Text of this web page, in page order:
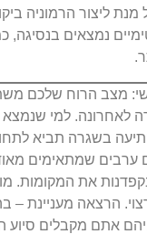
מנת ליצור הרמוניה
נמצאים בנסיגה,
מצב הרוח שלכם
לאחרונה. למי שנמצא
בשגרה תביא
ערבים שמתאימים
את המקומות.
הרצאה מעניינת
אתם מקבלים